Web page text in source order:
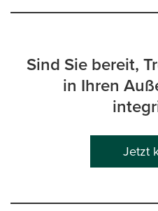
Sind Sie bereit,
in Ihren
Jetzt